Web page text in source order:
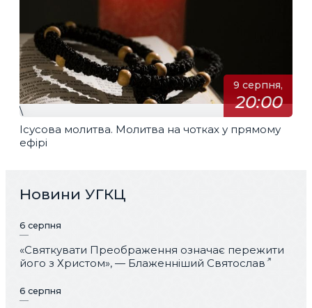
9 серпня,
20:00
\
Ісусова молитва. Молитва на чотках у прямому
ефірі
Новини УГКЦ
6 серпня
«Святкувати Преображення означає пережити
його з Христом», — Блаженніший Святослав
6 серпня